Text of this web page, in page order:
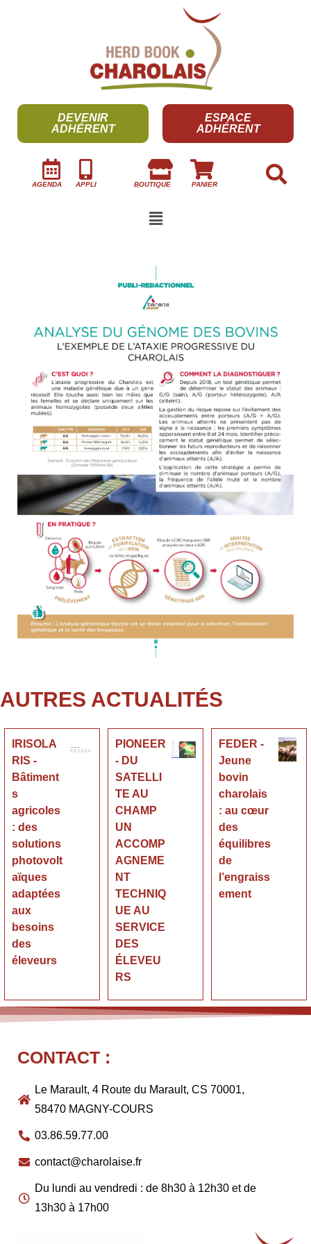
DEVENIR
ADHÉRENT
ESPACE
ADHÉRENT
AGENDA APPLI BOUTIQUE PANIER
AUTRES ACTUALITÉS
IRISOLA
RIS -
Bâtiment
s
agricoles
: des
solutions
photovolt
aïques
adaptées
aux
besoins
des
éleveurs
PIONEER
- DU
SATELLI
TE AU
CHAMP
UN
ACCOMP
AGNEME
NT
TECHNIQ
UE AU
SERVICE
DES
ÉLEVEU
RS
FEDER -
Jeune
bovin
charolais
: au cœur
des
équilibres
de
l’engraiss
ement
CONTACT :
Le Marault, 4 Route du Marault, CS 70001,
58470 MAGNY-COURS
03.86.59.77.00
contact@charolaise.fr
Du lundi au vendredi : de 8h30 à 12h30 et de
13h30 à 17h00